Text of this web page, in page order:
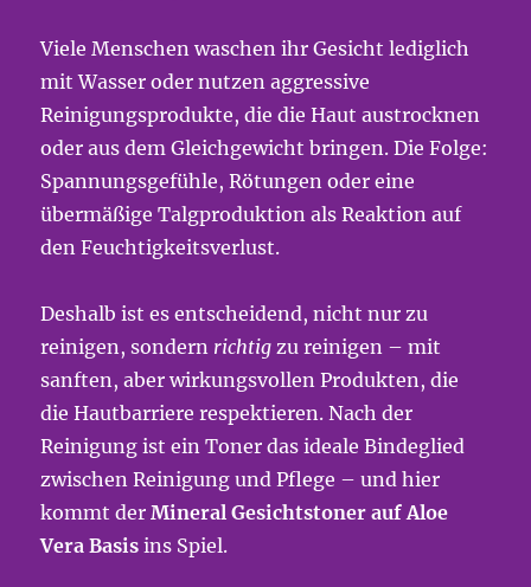
Viele Menschen waschen ihr Gesicht lediglich
mit Wasser oder nutzen aggressive
Reinigungsprodukte, die die Haut austrocknen
oder aus dem Gleichgewicht bringen. Die Folge:
Spannungsgefühle, Rötungen oder eine
übermäßige Talgproduktion als Reaktion auf
den Feuchtigkeitsverlust.
Deshalb ist es entscheidend, nicht nur zu
reinigen, sondern richtig zu reinigen – mit
sanften, aber wirkungsvollen Produkten, die
die Hautbarriere respektieren. Nach der
Reinigung ist ein Toner das ideale Bindeglied
zwischen Reinigung und Pflege – und hier
kommt derMineral Gesichtstoner auf Aloe
Vera Basis ins Spiel.